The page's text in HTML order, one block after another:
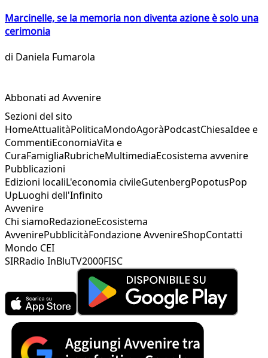
Marcinelle, se la memoria non diventa azione è solo una
cerimonia
di Daniela Fumarola
Abbonati ad Avvenire
Sezioni del sito
HomeAttualitàPoliticaMondoAgoràPodcastChiesaIdee e
CommentiEconomiaVita e
CuraFamigliaRubricheMultimediaEcosistema avvenire
Pubblicazioni
Edizioni localiL'economia civileGutenbergPopotusPop
UpLuoghi dell'Infinito
Avvenire
Chi siamoRedazioneEcosistema
AvvenirePubblicitàFondazione AvvenireShopContatti
Mondo CEI
SIRRadio InBluTV2000FISC